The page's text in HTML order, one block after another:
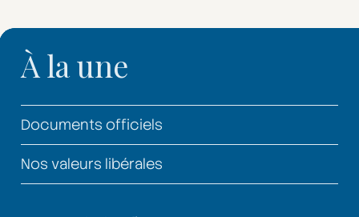
À la une
Documents officiels
Nos valeurs libérales